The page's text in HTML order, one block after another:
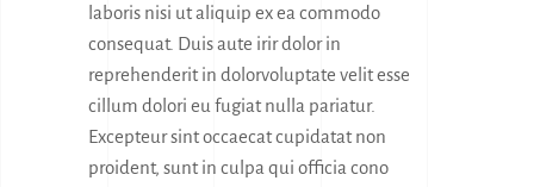
laboris nisi ut aliquip ex ea commodo
consequat. Duis aute irir dolor in
reprehenderit in dolorvoluptate velit esse
cillum dolori eu fugiat nulla pariatur.
Excepteur sint occaecat cupidatat non
proident, sunt in culpa qui officia cono